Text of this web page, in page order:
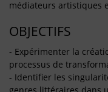
médiateurs artistiques
OBJECTIFS
- Expérimenter la
processus de
- Identifier les
genres littéraires dans